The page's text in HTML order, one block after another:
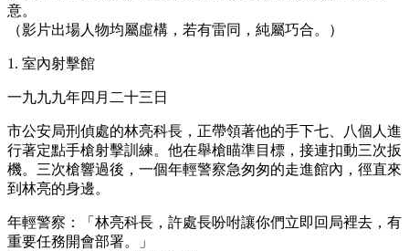
意。
（影片出場人物均屬虛構，若有雷同，純屬巧合。）
1. 室內射擊館
一九九九年四月二十三日
市公安局刑偵處的林亮科長，正帶領著他的手下七、八個人進
行著定點手槍射擊訓練。他在舉槍瞄準目標，接連扣動三次扳
機。三次槍響過後，一個年輕警察急匆匆的走進館內，徑直來
到林亮的身邊。
年輕警察：「林亮科長，許處長吩咐讓你們立即回局裡去，有
重要任務開會部署。」